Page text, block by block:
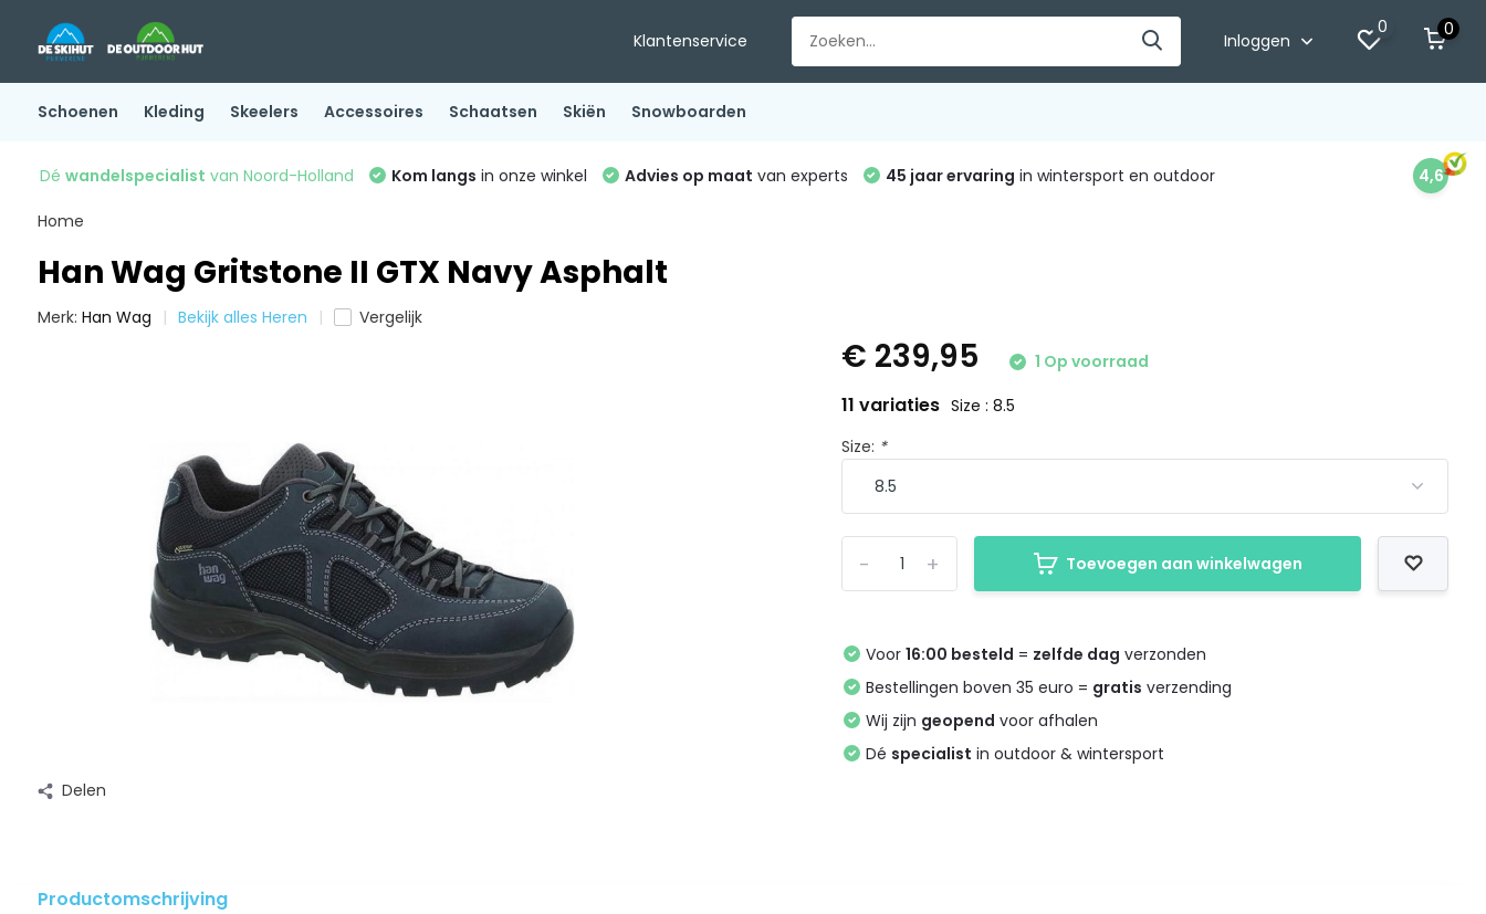
Klantenservice Inloggen
0 0
Schoenen Kleding Skeelers Accessoires Schaatsen Skiën Snowboarden
Dé wandelspecialist van Noord-Holland Kom langs in onze winkel Advies op maat van experts 45 jaar ervaring in wintersport en outdoor 4,6
Home
Han Wag Gritstone II GTX Navy Asphalt
Merk: Han Wag Bekijk alles Heren Vergelijk
Delen
€ 239,95 1 Op voorraad
11 variaties Size : 8.5
Size: *
+
- Toevoegen aan winkelwagen
Voor16:00 besteld = zelfde dag verzonden
Bestellingen boven 35 euro = gratis verzending
Wij zijn geopend voor afhalen
Dé specialist in outdoor & wintersport
Productomschrijving